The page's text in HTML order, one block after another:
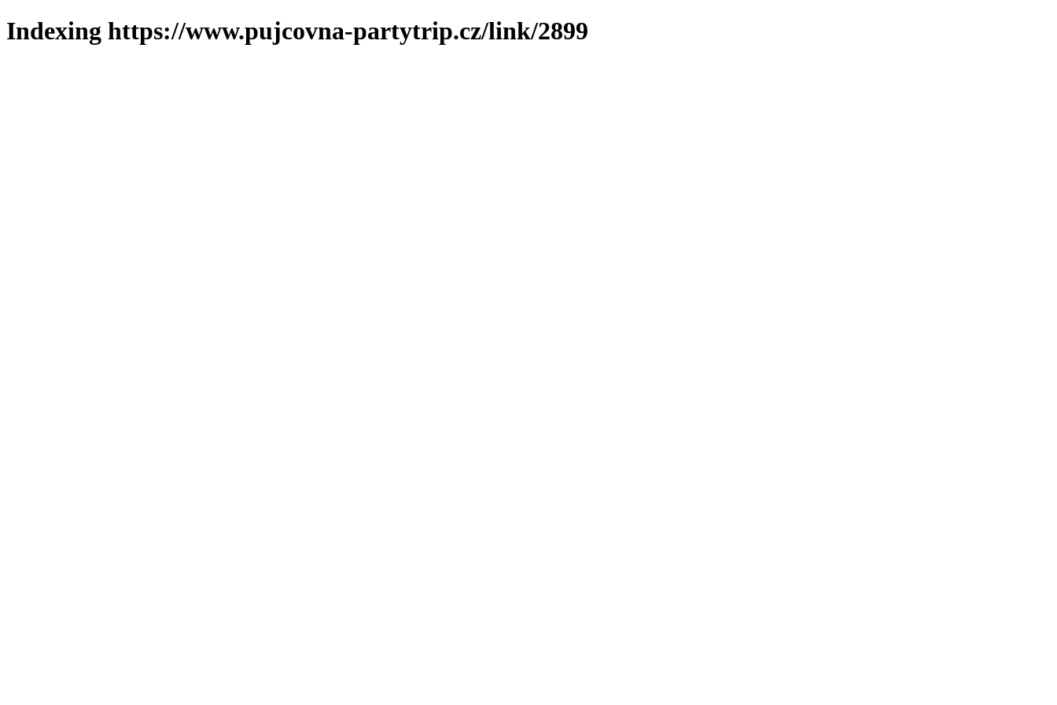
Indexing https://www.pujcovna-partytrip.cz/link/2899